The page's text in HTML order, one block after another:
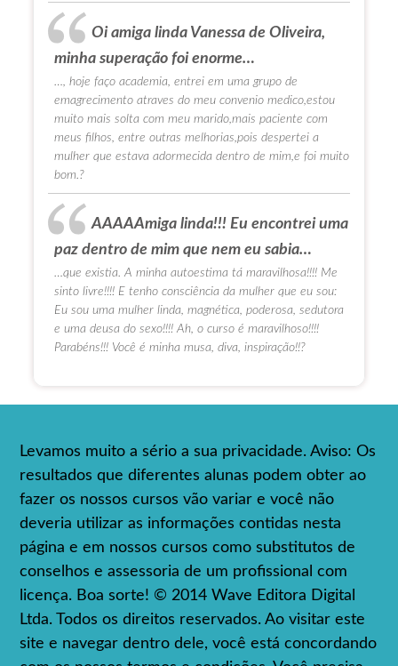
Oi amiga linda Vanessa de Oliveira,
minha superação foi enorme…
…, hoje faço academia, entrei em uma grupo de
emagrecimento atraves do meu convenio medico,estou
muito mais solta com meu marido,mais paciente com
meus filhos, entre outras melhorias,pois despertei a
mulher que estava adormecida dentro de mim,e foi muito
bom.?
AAAAAmiga linda!!! Eu encontrei uma
paz dentro de mim que nem eu sabia…
…que existia. A minha autoestima tá maravilhosa!!!! Me
sinto livre!!!! E tenho consciência da mulher que eu sou:
Eu sou uma mulher linda, magnética, poderosa, sedutora
e uma deusa do sexo!!!! Ah, o curso é maravilhoso!!!!
Parabéns!!! Você é minha musa, diva, inspiração!!?
Levamos muito a sério a sua privacidade. Aviso: Os
resultados que diferentes alunas podem obter ao
fazer os nossos cursos vão variar e você não
deveria utilizar as informações contidas nesta
página e em nossos cursos como substitutos de
conselhos e assessoria de um profissional com
licença. Boa sorte! © 2014 Wave Editora Digital
Ltda. Todos os direitos reservados. Ao visitar este
site e navegar dentro dele, você está concordando